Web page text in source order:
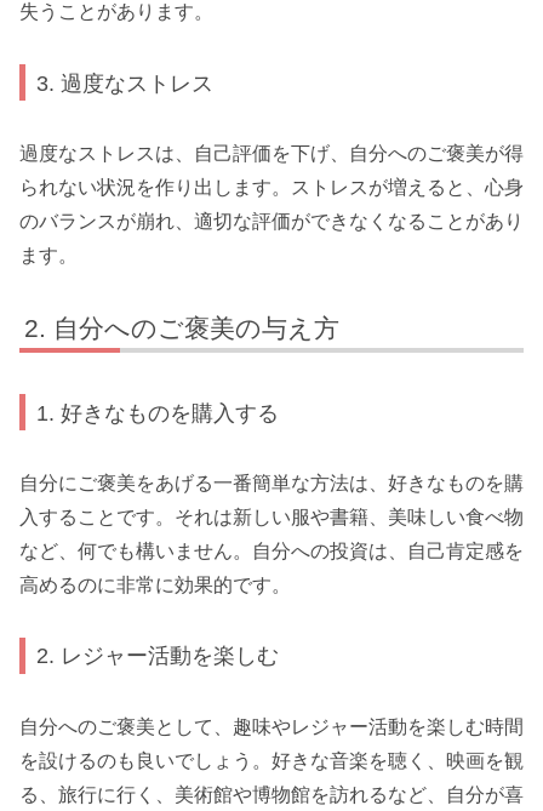
失うことがあります。
3. 過度なストレス
過度なストレスは、自己評価を下げ、自分へのご褒美が得
られない状況を作り出します。ストレスが増えると、心身
のバランスが崩れ、適切な評価ができなくなることがあり
ます。
自分へのご褒美の与え方
1. 好きなものを購入する
自分にご褒美をあげる一番簡単な方法は、好きなものを購
入することです。それは新しい服や書籍、美味しい食べ物
など、何でも構いません。自分への投資は、自己肯定感を
高めるのに非常に効果的です。
2. レジャー活動を楽しむ
自分へのご褒美として、趣味やレジャー活動を楽しむ時間
を設けるのも良いでしょう。好きな音楽を聴く、映画を観
る、旅行に行く、美術館や博物館を訪れるなど、自分が喜